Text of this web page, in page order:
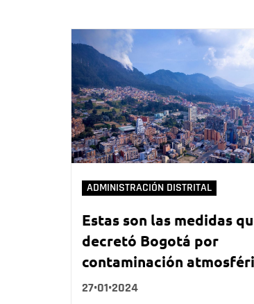
ADMINISTRACIÓN DISTRITAL
Estas son las medidas
decretó Bogotá por
contaminación
27•01•2024